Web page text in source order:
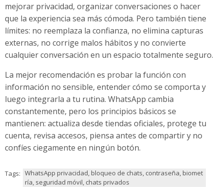
mejorar privacidad, organizar conversaciones o hacer
que la experiencia sea más cómoda. Pero también tiene
límites: no reemplaza la confianza, no elimina capturas
externas, no corrige malos hábitos y no convierte
cualquier conversación en un espacio totalmente seguro.
La mejor recomendación es probar la función con
información no sensible, entender cómo se comporta y
luego integrarla a tu rutina. WhatsApp cambia
constantemente, pero los principios básicos se
mantienen: actualiza desde tiendas oficiales, protege tu
cuenta, revisa accesos, piensa antes de compartir y no
confíes ciegamente en ningún botón.
Tags: WhatsApp privacidad, bloqueo de chats, contraseña, biomet
ría, seguridad móvil, chats privados